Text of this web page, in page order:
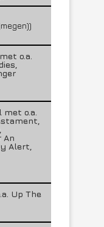
o.a.
o.a.
An
Alert,
Up The